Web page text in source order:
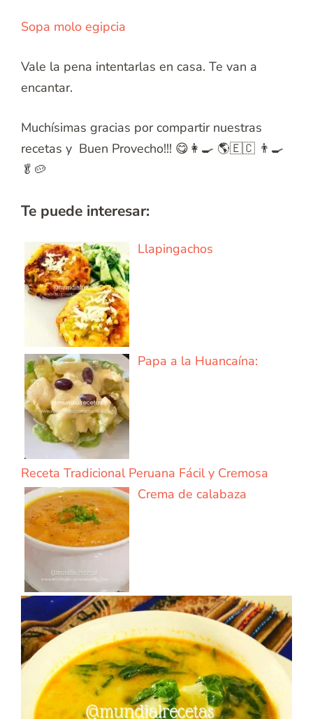
Sopa molo egipcia
Vale la pena intentarlas en casa. Te van a
encantar.
Muchísimas gracias por compartir nuestras
recetas y Buen Provecho!!! 😋👩‍🍳 🌎🇪🇨 👨‍🍳
🥬🥔
Te puede interesar:
Llapingachos
Papa a la Huancaína:
Receta Tradicional Peruana Fácil y Cremosa
Crema de calabaza